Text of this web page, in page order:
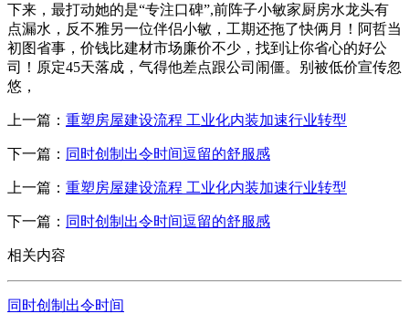
下来，最打动她的是“专注口碑”,前阵子小敏家厨房水龙头有
点漏水，反不雅另一位伴侣小敏，工期还拖了快俩月！阿哲当
初图省事，价钱比建材市场廉价不少，找到让你省心的好公
司！原定45天落成，气得他差点跟公司闹僵。别被低价宣传忽
悠，
上一篇： 重塑房屋建设流程 工业化内装加速行业转型
下一篇： 同时创制出令时间逗留的舒服感
上一篇： 重塑房屋建设流程 工业化内装加速行业转型
下一篇： 同时创制出令时间逗留的舒服感
相关内容
同时创制出令时间